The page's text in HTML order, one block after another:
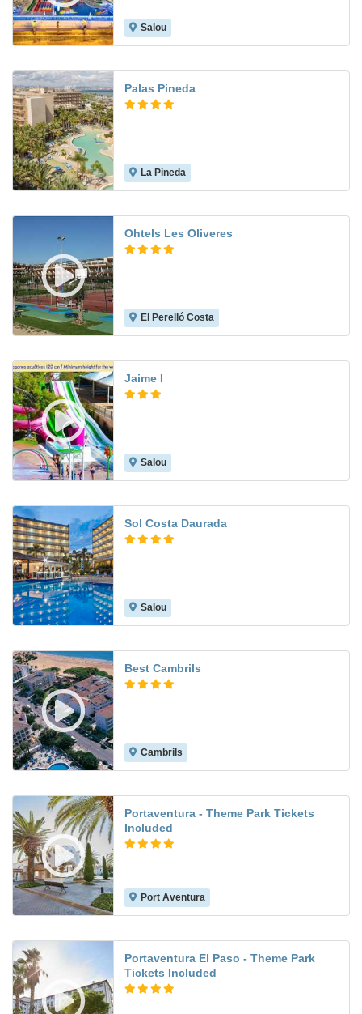
Salou
Palas Pineda
La Pineda
Ohtels Les Oliveres
El Perelló Costa
Jaime I
Salou
Sol Costa Daurada
Salou
Best Cambrils
Cambrils
Portaventura - Theme Park Tickets
Included
Port Aventura
Portaventura El Paso - Theme Park
Tickets Included